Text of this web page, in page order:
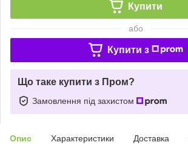
Купити
або
Купити з
Що таке купити з Пром?
Замовлення під захистом
Опис Характеристики Доставка